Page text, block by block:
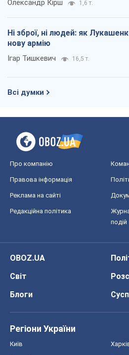
Олександр Кірш 1,6 т.
Ні зброї, ні людей: як
нову армію
Ігар Тишкевич 16,5 т.
Всі думки
Про компанію
Правова інформація
Реклама на сайті
Редакційна політика
подій
OBOZ.UA
Світ
Блоги
Регіони України
Київ